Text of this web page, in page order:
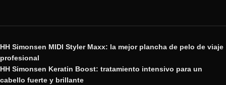
HH Simonsen MIDI Styler Maxx: la mejor plancha de pelo de viaje
profesional
HH Simonsen Keratin Boost: tratamiento intensivo para un
cabello fuerte y brillante